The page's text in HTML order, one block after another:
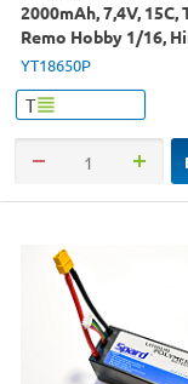
2000mAh, 7,4V, 15C,
Remo Hobby 1/16,
YT18650P
Т